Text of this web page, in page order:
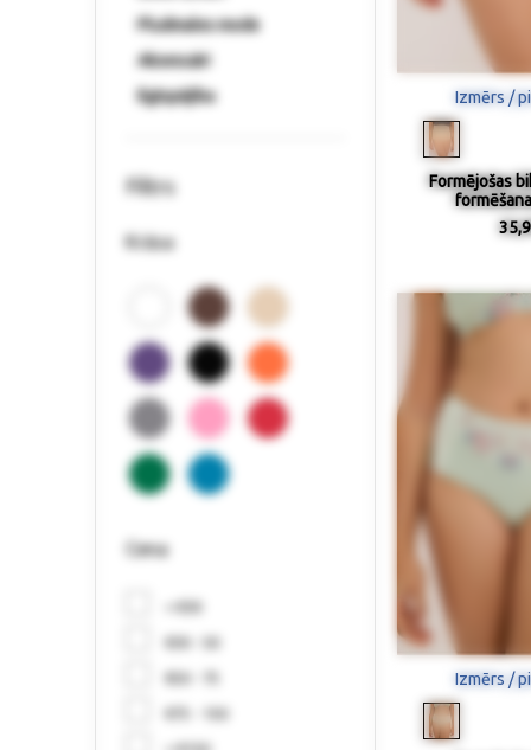
Pludmales mode
Aksesuāri
Ilgtspējība
Filtrs
Krāsa
Cena
< €30
€30 - 50
€50 - 75
€75 - 150
Izmērs /
Formējošas
Izmērs /